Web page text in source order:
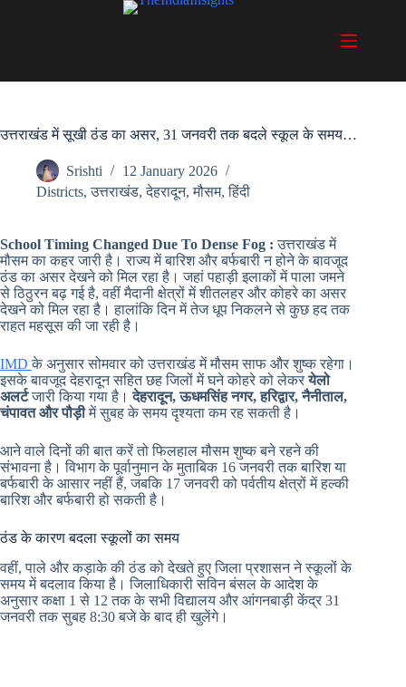
उत्तराखंड में सूखी ठंड का असर, 31 जनवरी तक बदले स्कूल के समय…
Srishti
12 January 2026
Districts,उत्तराखंड,देहरादून,मौसम,हिंदी
School Timing Changed Due To Dense Fog :उत्तराखंड में
मौसम का कहर जारी है। राज्य में बारिश और बर्फबारी न होने के बावजूद
ठंड का असर देखने को मिल रहा है। जहां पहाड़ी इलाकों में पाला जमने
से ठिठुरन बढ़ गई है, वहीं मैदानी क्षेत्रों में शीतलहर और कोहरे का असर
देखने को मिल रहा है। हालांकि दिन में तेज धूप निकलने से कुछ हद तक
राहत महसूस की जा रही है।
IMDके अनुसार सोमवार को उत्तराखंड में मौसम साफ और शुष्क रहेगा।
इसके बावजूद देहरादून सहित छह जिलों में घने कोहरे को लेकरयेलो
अलर्टजारी किया गया है।देहरादून, ऊधमसिंह नगर, हरिद्वार, नैनीताल,
चंपावत और पौड़ीमें सुबह के समय दृश्यता कम रह सकती है।
आने वाले दिनों की बात करें तो फिलहाल मौसम शुष्क बने रहने की
संभावना है। विभाग के पूर्वानुमान के मुताबिक 16 जनवरी तक बारिश या
बर्फबारी के आसार नहीं हैं, जबकि 17 जनवरी को पर्वतीय क्षेत्रों में हल्की
बारिश और बर्फबारी हो सकती है।
ठंड के कारण बदला स्कूलों का समय
वहीं, पाले और कड़ाके की ठंड को देखते हुए जिला प्रशासन ने स्कूलों के
समय में बदलाव किया है। जिलाधिकारी सविन बंसल के आदेश के
अनुसार कक्षा 1 से 12 तक के सभी विद्यालय और आंगनबाड़ी केंद्र 31
जनवरी तक सुबह 8:30 बजे के बाद ही खुलेंगे।